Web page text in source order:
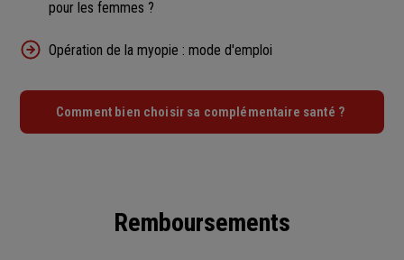
pour les femmes ?
Opération de la myopie : mode d'emploi
Comment bien choisir sa complémentaire santé ?
Remboursements